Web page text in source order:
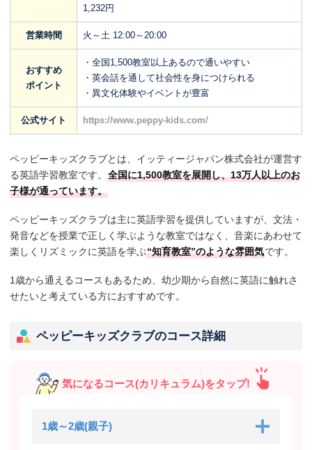
1,232円
営業時間 火～土 12:00～20:00
おすすめ
ポイント
・全国1,500教室以上あるので通いやすい
・英会話を通して社会性を身につけられる
・異文化体験やイベントが豊富
公式サイト https://www.peppy-kids.com/
ペッピーキッズクラブとは、イッティージャパン株式会社が運営す
る英語学習教室です。 全国に1,500教室を展開し、13万人以上のお
子様が通っています。
ペッピーキッズクラブは主に英語学習を提供していますが、文法・
発音などを授業で正しく学ぶような教室ではなく、音楽にあわせて
楽しくリズミックに英語を学ぶ“知育教室”のような雰囲気です。
1歳から通えるコースもあるため、幼少期から自然に英語に触れさ
せたいと考えている方におすすめです。
ペッピーキッズクラブのコース詳細
気になるコース(カリキュラム)をタップ!
1歳～2歳(親子)